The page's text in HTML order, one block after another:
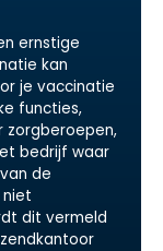
ernstige
kan
je vaccinatie
functies,
zorgberoepen,
bedrijf waar
de
dit vermeld